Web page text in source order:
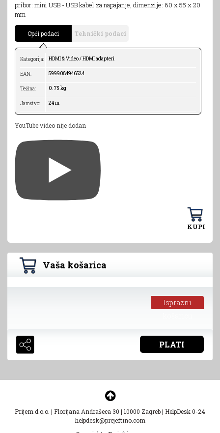
pribor: mini USB - USB kabel za napajanje, dimenzije: 60 x 55 x 20
mm
Opći podaci Tehnički podaci
Kategorija: HDMI & Video / HDMI adapteri
EAN: 5999084946524
Težina: 0.75 kg
Jamstvo: 24 m
YouTube video nije dodan
KUPI
Vaša košarica
Isprazni
PLATI
Prijem d.o.o. | Florijana Andrašeca 30 | 10000 Zagreb| HelpDesk 0-24
helpdesk@prejeftino.com